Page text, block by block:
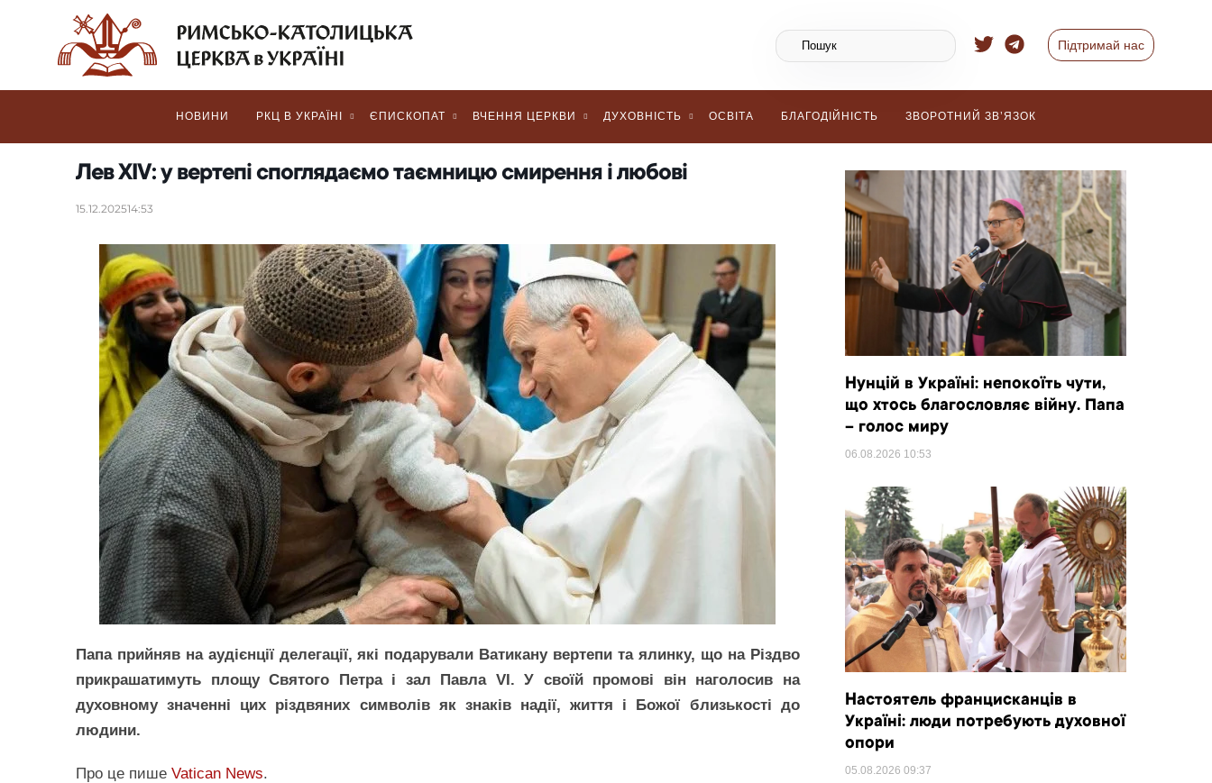
Підтримай нас
НОВИНИ РКЦ В УКРАЇНІ ЄПИСКОПАТ ВЧЕННЯ ЦЕРКВИ ДУХОВНІСТЬ ОСВІТА БЛАГОДІЙНІСТЬ ЗВОРОТНИЙ ЗВ’ЯЗОК
Лев XIV: у вертепі споглядаємо таємницю смирення і любові
15.12.202514:53
Папа прийняв на аудієнції делегації, які подарували Ватикану вертепи та ялинку, що на Різдво
прикрашатимуть площу Святого Петра і зал Павла VI. У своїй промові він наголосив на
духовному значенні цих різдвяних символів як знаків надії, життя і Божої близькості до
людини.
Про це пише Vatican News.
Нунцій в Україні: непокоїть чути,
що хтось благословляє війну. Папа
– голос миру
06.08.2026 10:53
Настоятель францисканців в
Україні: люди потребують духовної
опори
05.08.2026 09:37